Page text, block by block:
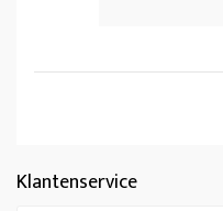
Klantenservice